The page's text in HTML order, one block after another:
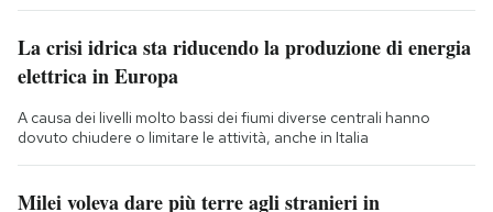
La crisi idrica sta riducendo la produzione di energia
elettrica in Europa
A causa dei livelli molto bassi dei fiumi diverse centrali hanno
dovuto chiudere o limitare le attività, anche in Italia
Milei voleva dare più terre agli stranieri in